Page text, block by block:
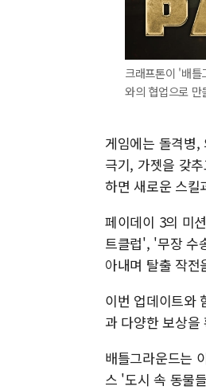
크래프톤이 '배
와의 협업으로
게임에는 돌격병
극기, 가젯을 갖
하면 새로운 스킬
페이데이 3의 미
트클럽', '무장 수
아내며 탈출 작전
이번 업데이트와
과 다양한 보상을
배틀그라운드는
스 '도시 속 동물